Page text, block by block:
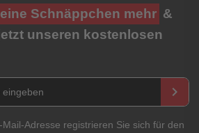
Schnäppchen mehr &
unseren kostenlosen
keyboard_arrow_right
Adresse registrieren Sie sich für den